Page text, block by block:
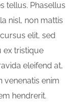
tellus. Phasellus
nisl, non mattis
elit, sed
ex tristique
eleifend at,
venenatis enim
hendrerit.